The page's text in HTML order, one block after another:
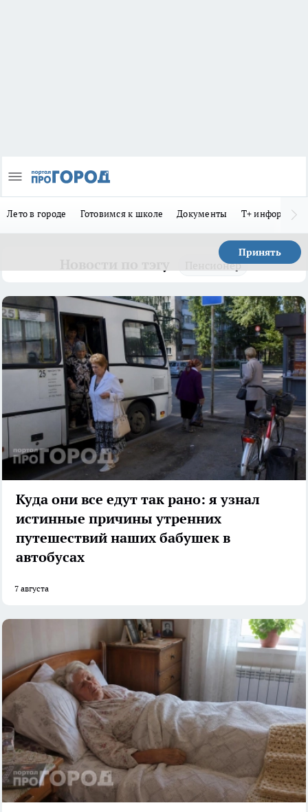
Лето в городе Готовимся к школе Документы Т+
Принять
Пенсионер
Куда они все едут так рано: я узнал
истинные причины утренних
путешествий наших бабушек в
автобусах
7 августа